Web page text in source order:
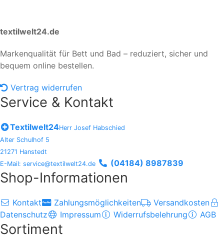
textilwelt24.de
Markenqualität für Bett und Bad – reduziert, sicher und
bequem online bestellen.
Vertrag widerrufen
Service & Kontakt
Textilwelt24Herr Josef Habschied
Alter Schulhof 5
21271 Hanstedt
E-Mail: service@textilwelt24.de
(04184) 8987839
Shop-Informationen
Kontakt Zahlungsmöglichkeiten
Versandkosten
Datenschutz
Impressum Widerrufsbelehrung AGB
Sortiment